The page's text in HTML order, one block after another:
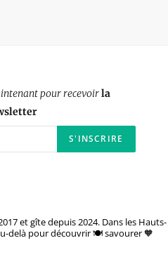
pour recevoirla
et gîte depuis 2024. Dans les Hauts-
delà pour découvrir 🍽️ savourer 🧡